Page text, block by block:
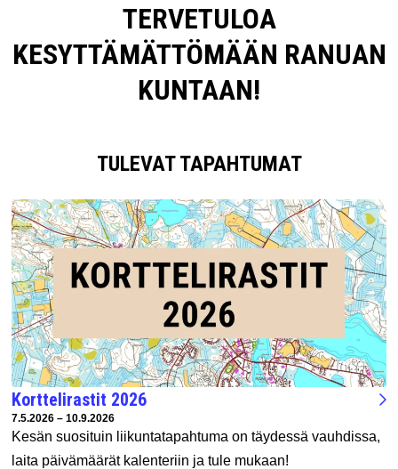
TERVETULOA
KESYTTÄMÄTTÖMÄÄN RANUAN
KUNTAAN!
TULEVAT TAPAHTUMAT
Korttelirastit 2026
Tapahtuman ajankohta:
7.5.2026 – 10.9.2026
Kesän suosituin liikuntatapahtuma on täydessä vauhdissa,
laita päivämäärät kalenteriin ja tule mukaan!